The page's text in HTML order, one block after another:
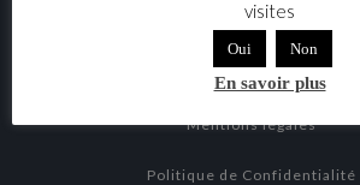
Conditions générales de vente
Règlement intérieur
Mentions légales
Politique de Confidentialité
visites
Oui Non
En savoir plus